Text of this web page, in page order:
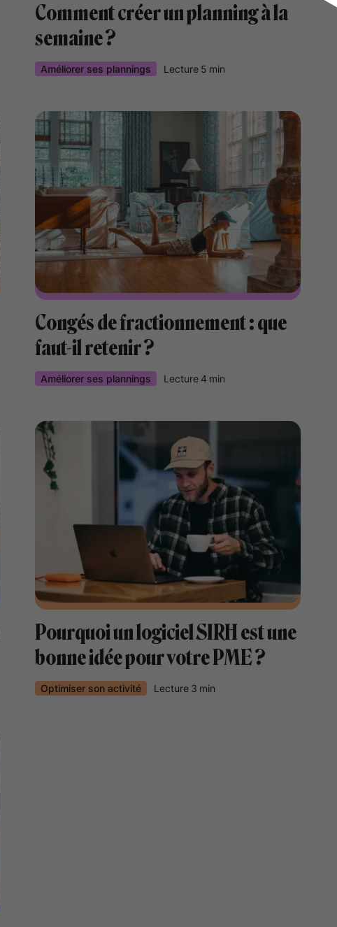
Comment créer un planning à la
semaine ?
Améliorer ses plannings Lecture 5 min
Congés de fractionnement : que
faut-il retenir ?
Améliorer ses plannings Lecture 4 min
Pourquoi un logiciel SIRH est une
bonne idée pour votre PME ?
Optimiser son activité Lecture 3 min